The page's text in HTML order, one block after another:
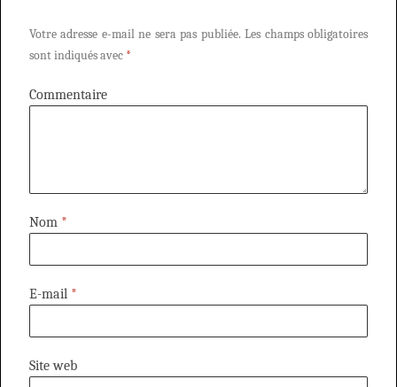
Votre adresse e-mail ne sera pas publiée. Les champs obligatoires
sont indiqués avec *
Commentaire
Nom *
E-mail *
Site web